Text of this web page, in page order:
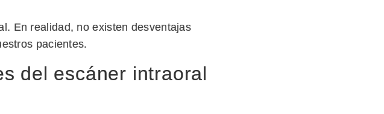
En realidad, no existen desventajas
pacientes.
del escáner intraoral